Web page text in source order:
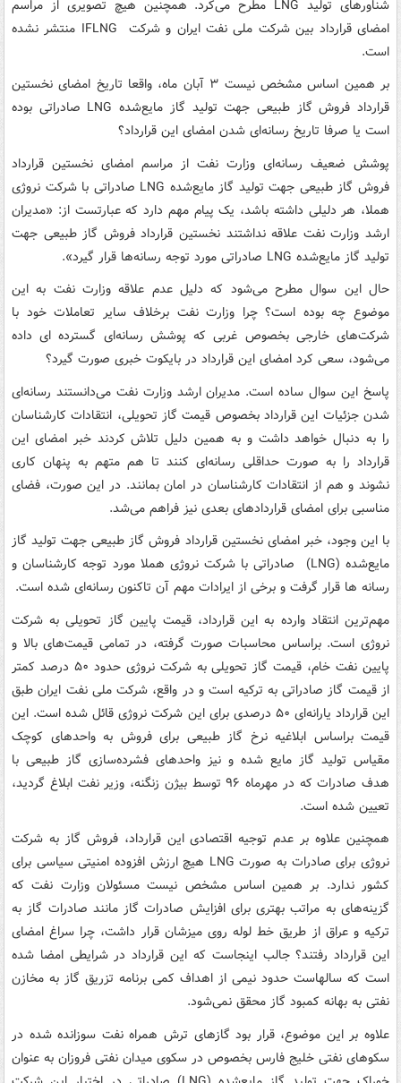
شناورهای تولید LNG مطرح می‌کرد. همچنین هیچ تصویری از مراسم
امضای قرارداد بین شرکت ملی نفت ایران و شرکت IFLNG منتشر نشده
است.
بر همین اساس مشخص نیست ۳ آبان ماه، واقعا تاریخ امضای نخستین
قرارداد فروش گاز طبیعی جهت تولید گاز مایع‌شده LNG صادراتی بوده
است یا صرفا تاریخ رسانه‌ای شدن امضای این قرارداد؟
پوشش ضعیف رسانه‌ای وزارت نفت از مراسم امضای نخستین قرارداد
فروش گاز طبیعی جهت تولید گاز مایع‌شده LNG صادراتی با شرکت نروژی
هملا، هر دلیلی داشته باشد، یک پیام مهم دارد که عبارتست از: «مدیران
ارشد وزارت نفت علاقه نداشتند نخستین قرارداد فروش گاز طبیعی جهت
تولید گاز مایع‌شده LNG صادراتی مورد توجه رسانه‌ها قرار گیرد».
حال این سوال مطرح می‌شود که دلیل عدم علاقه وزارت نفت به این
موضوع چه بوده است؟ چرا وزارت نفت برخلاف سایر تعاملات خود با
شرکت‌های خارجی بخصوص غربی که پوشش رسانه‌ای گسترده ای داده
می‌شود، سعی کرد امضای این قرارداد در بایکوت خبری صورت گیرد؟
پاسخ این سوال ساده است. مدیران ارشد وزارت نفت می‌دانستند رسانه‌ای
شدن جزئیات این قرارداد بخصوص قیمت گاز تحویلی، انتقادات کارشناسان
را به دنبال خواهد داشت و به همین دلیل تلاش کردند خبر امضای این
قرارداد را به صورت حداقلی رسانه‌ای کنند تا هم متهم به پنهان کاری
نشوند و هم از انتقادات کارشناسان در امان بمانند. در این صورت، فضای
مناسبی برای امضای قراردادهای بعدی نیز فراهم می‌شد.
با این وجود، خبر امضای نخستین قرارداد فروش گاز طبیعی جهت تولید گاز
مایع‌شده (LNG) صادراتی با شرکت نروژی هملا مورد توجه کارشناسان و
رسانه ها قرار گرفت و برخی از ایرادات مهم آن تاکنون رسانه‌ای شده است.
مهم‌ترین انتقاد وارده به این قرارداد، قیمت پایین گاز تحویلی به شرکت
نروژی است. براساس محاسبات صورت گرفته، در تمامی قیمت‌های بالا و
پایین نفت خام، قیمت گاز تحویلی به شرکت نروژی حدود ۵۰ درصد کمتر
از قیمت گاز صادراتی به ترکیه است و در واقع، شرکت ملی نفت ایران طبق
این قرارداد یارانه‌ای ۵۰ درصدی برای این شرکت نروژی قائل شده است. این
قیمت براساس ابلاغیه نرخ گاز طبیعی برای فروش به واحدهای کوچک‌
مقیاس تولید گاز مایع‌ شده و نیز واحدهای فشرده‌سازی گاز طبیعی با
هدف صادرات که در مهرماه ۹۶ توسط بیژن زنگنه، وزیر نفت ابلاغ گردید،
تعیین شده است.
همچنین علاوه بر عدم توجیه اقتصادی این قرارداد، فروش گاز به شرکت
نروژی برای صادرات به صورت LNG هیچ ارزش افزوده امنیتی سیاسی برای
کشور ندارد. بر همین اساس مشخص نیست مسئولان وزارت نفت که
گزینه‌های به مراتب بهتری برای افزایش صادرات گاز مانند صادرات گاز به
ترکیه و عراق از طریق خط لوله روی میزشان قرار داشت، چرا سراغ امضای
این قرارداد رفتند؟ جالب اینجاست که این قرارداد در شرایطی امضا شده
است که سالهاست حدود نیمی از اهداف کمی برنامه تزریق گاز به مخازن
نفتی به بهانه کمبود گاز محقق نمی‌شود.
علاوه بر این موضوع، قرار بود گازهای ترش همراه نفت سوزانده شده در
سکوهای نفتی خلیج فارس بخصوص در سکوی میدان نفتی فروزان به عنوان